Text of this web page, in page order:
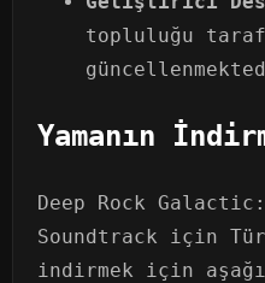
topluluğu
Yamanın
Deep Rock
Soundtrack için
indirmek için